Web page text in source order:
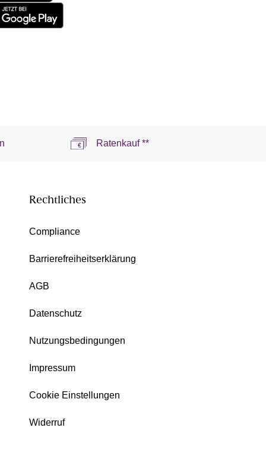
Ratenkauf **
Rechtliches
Compliance
Barrierefreiheitserklärung
AGB
Datenschutz
Nutzungsbedingungen
Impressum
Cookie Einstellungen
Widerruf